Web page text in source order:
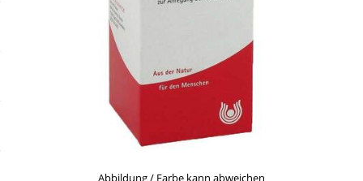
Täglich gut versorgt
Körperpflege & Kosmetik
NahrungsergänzungAbbildung / Farbe kann abweichen